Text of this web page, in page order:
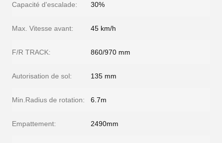
Capacité d'escalade: 30%
Max. Vitesse avant: 45 km/h
F/R TRACK: 860/970 mm
Autorisation de sol: 135 mm
Min.Radius de rotation: 6.7m
Empattement: 2490mm